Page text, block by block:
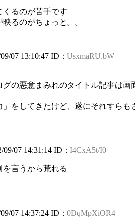
くるのが苦手です
るのがちょっと。。
07 13:10:47 ID： UsxmaRU.bW
の悪意まみれのタイトル記事は画
をしてきたけど、遂にそれすらも
07 14:31:14 ID： I4CxA5t/I0
を言うから荒れる
07 14:37:24 ID： 0DqMpXiOR4